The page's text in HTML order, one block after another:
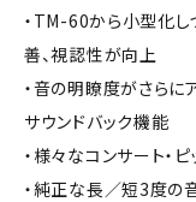
・TM-60から小型化
善、視認性が向上
・音の明瞭度がさらに
サウンドバック機能
・様々なコンサート・
・純正な長／短3度の